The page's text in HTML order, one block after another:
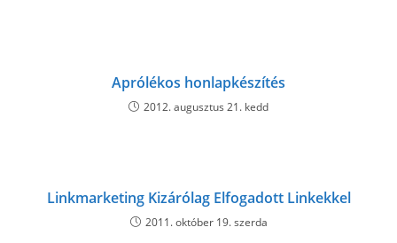
Aprólékos honlapkészítés
2012. augusztus 21. kedd
Linkmarketing Kizárólag Elfogadott Linkekkel
2011. október 19. szerda